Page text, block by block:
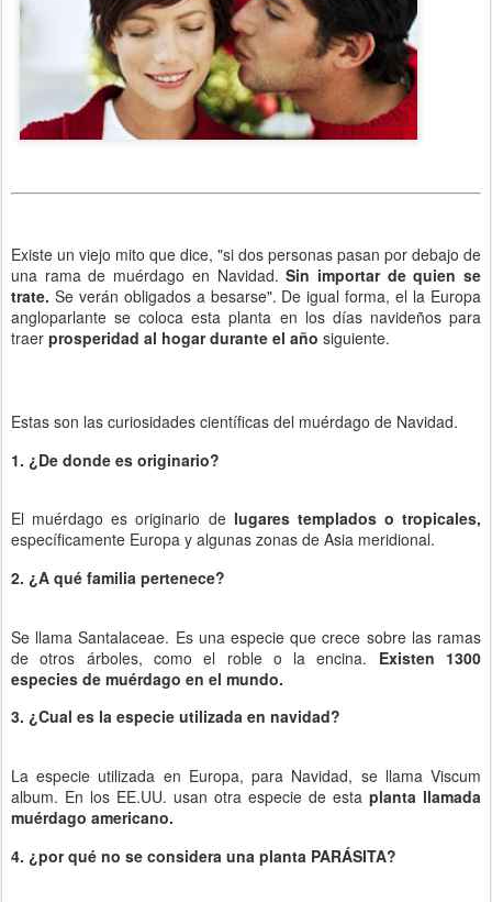
Existe un viejo mito que dice, "si dos personas pasan por debajo de
una rama de muérdago en Navidad.Sin importar de quien se
trate. Se verán obligados a besarse". De igual forma, el la Europa
angloparlante se coloca esta planta en los días navideños para
traer prosperidad al hogar durante el año siguiente.
Estas son las curiosidades científicas del muérdago de Navidad.
1. ¿De donde es originario?
El muérdago es originario de lugares templados o tropicales,
específicamente Europa y algunas zonas de Asia meridional.
2. ¿A qué familia pertenece?
Se llama Santalaceae. Es una especie que crece sobre las ramas
de otros árboles, como el roble o la encina. Existen 1300
especies de muérdago en el mundo.
3. ¿Cual es la especie utilizada en navidad?
La especie utilizada en Europa, para Navidad, se llama Viscum
album. En los EE.UU. usan otra especie de esta planta llamada
muérdago americano.
4. ¿por qué no se considera una planta PARÁSITA?